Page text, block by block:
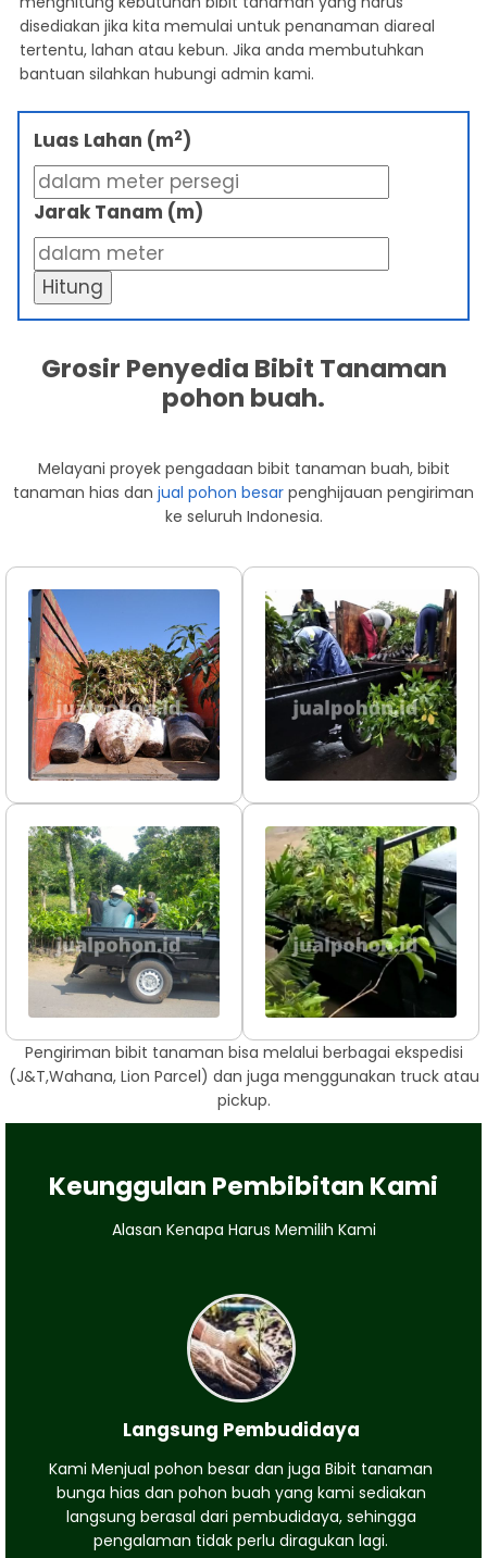
disediakan jika kita memulai untuk penanaman diareal
tertentu, lahan atau kebun. Jika anda membutuhkan
bantuan silahkan hubungi admin kami.
Luas Lahan (m2)
Jarak Tanam (m)
Hitung
Grosir Penyedia Bibit Tanaman
pohon buah.
Melayani proyek pengadaan bibit tanaman buah, bibit
tanaman hias dan jual pohon besar penghijauan pengiriman
ke seluruh Indonesia.
Pengiriman bibit tanaman bisa melalui berbagai ekspedisi
(J&T,Wahana, Lion Parcel) dan juga menggunakan truck atau
pickup.
Keunggulan Pembibitan Kami
Alasan Kenapa Harus Memilih Kami
Langsung Pembudidaya
Kami Menjual pohon besar dan juga Bibit tanaman
bunga hias dan pohon buah yang kami sediakan
langsung berasal dari pembudidaya, sehingga
pengalaman tidak perlu diragukan lagi.